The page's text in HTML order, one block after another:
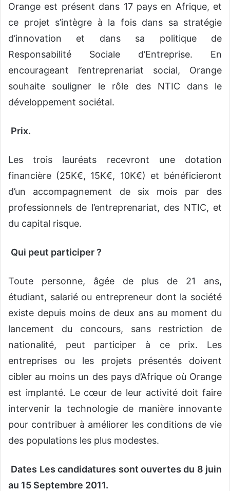
Orange est présent dans 17 pays en Afrique, et
ce projet s’intègre à la fois dans sa stratégie
d’innovation et dans sa politique de
Responsabilité Sociale d’Entreprise. En
encourageant l’entreprenariat social, Orange
souhaite souligner le rôle des NTIC dans le
développement sociétal.
Prix.
Les trois lauréats recevront une dotation
financière (25K€, 15K€, 10K€) et bénéficieront
d’un accompagnement de six mois par des
professionnels de l’entreprenariat, des NTIC, et
du capital risque.
Qui peut participer ?
Toute personne, âgée de plus de 21 ans,
étudiant, salarié ou entrepreneur dont la société
existe depuis moins de deux ans au moment du
lancement du concours, sans restriction de
nationalité, peut participer à ce prix. Les
entreprises ou les projets présentés doivent
cibler au moins un des pays d’Afrique où Orange
est implanté. Le cœur de leur activité doit faire
intervenir la technologie de manière innovante
pour contribuer à améliorer les conditions de vie
des populations les plus modestes.
Dates Les candidatures sont ouvertes du 8 juin
au 15 Septembre 2011.